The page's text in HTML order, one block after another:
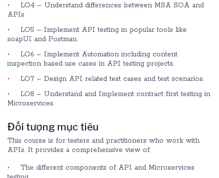
LO4 – Understand differences between MSA SOA and
APIs
LO5 – Implement API testing in popular tools like
soapUI and Postman.
LO6 – Implement Automation including content
inspection based use cases in API testing projects.
LO7 – Design API related test cases and test scenarios.
LO8 – Understand and Implement contract first testing in
Microservices.
Đối tượng mục tiêu
This course is for testers and practitioners who work with
APIs. It provides a comprehensive view of:
The different components of API and Microservices